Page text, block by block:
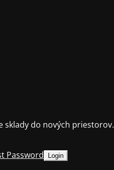
sklady do nových priestorov.
Password